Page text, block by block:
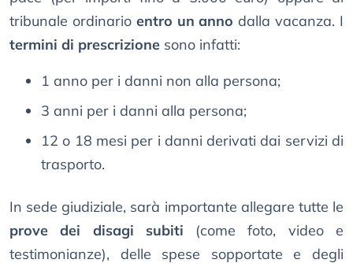
tribunale ordinario entro un anno dalla vacanza. I
termini di prescrizione sono infatti:
1 anno per i danni non alla persona;
3 anni per i danni alla persona;
12 o 18 mesi per i danni derivati dai servizi di
trasporto.
In sede giudiziale, sarà importante allegare tutte le
prove dei disagi subiti (come foto, video e
testimonianze), delle spese sopportate e degli